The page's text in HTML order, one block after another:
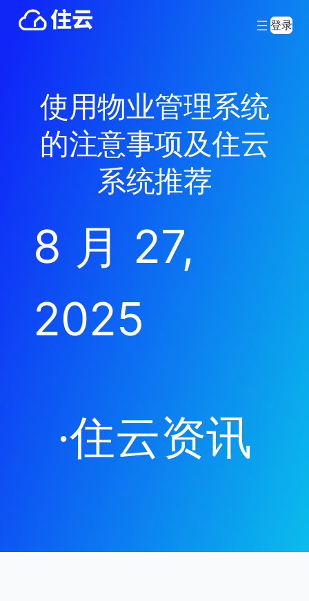
登录
使用物业管理系统
的注意事项及住云
系统推荐
8 月 27,
2025
·住云资讯